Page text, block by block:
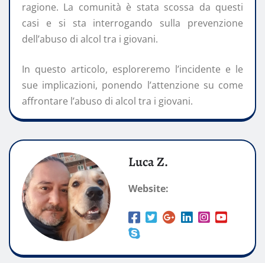
ragione. La comunità è stata scossa da questi
casi e si sta interrogando sulla prevenzione
dell’abuso di alcol tra i giovani.
In questo articolo, esploreremo l’incidente e le
sue implicazioni, ponendo l’attenzione su come
affrontare l’abuso di alcol tra i giovani.
Luca Z.
Website: